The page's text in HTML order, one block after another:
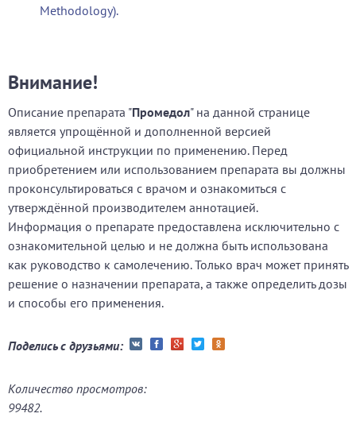
Methodology).
Внимание!
Описание препарата "Промедол" на данной странице
является упрощённой и дополненной версией
официальной инструкции по применению. Перед
приобретением или использованием препарата вы должны
проконсультироваться с врачом и ознакомиться с
утверждённой производителем аннотацией.
Информация о препарате предоставлена исключительно с
ознакомительной целью и не должна быть использована
как руководство к самолечению. Только врач может принять
решение о назначении препарата, а также определить дозы
и способы его применения.
Поделись с друзьями:
Количество просмотров:
99482.